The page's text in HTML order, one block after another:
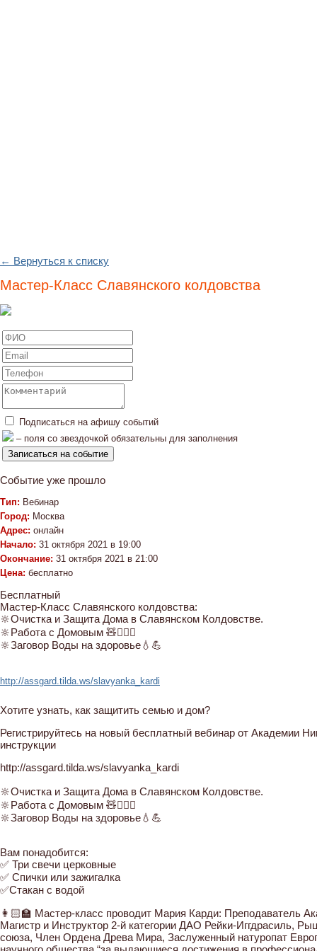
← Вернуться к списку
Мастер-Класс Славянского колдовства
Подписаться на афишу событий
– поля со звездочкой обязательны для заполнения
Событие уже прошло
Тип: Вебинар
Город: Москва
Адрес: онлайн
Начало: 31 октября 2021 в 19:00
Окончание: 31 октября 2021 в 21:00
Цена: бесплатно
Бесплатный
Мастер-Класс Славянского колдовства:
🔆Очистка и Защита Дома в Славянском Колдовстве.
🔆Работа с Домовым 🧸🧙🏼‍♂️
🔆Заговор Воды на здоровье💧💪
http://assgard.tilda.ws/slavyanka_kardi
Хотите узнать, как защитить семью и дом?
Регистрируйтесь на новый бесплатный вебинар от Академии
инструкции
http://assgard.tilda.ws/slavyanka_kardi
🔆Очистка и Защита Дома в Славянском Колдовстве.
🔆Работа с Домовым 🧸🧙🏼‍♂️
🔆Заговор Воды на здоровье💧💪
Вам понадобится:
✅ Три свечи церковные
✅ Спички или зажигалка
✅Стакан с водой
👩🏻‍🏫 Мастер-класс проводит Мария Карди: Преподаватель
Магистр и Инструктор 2-й категории ДАО Рейки-Иггдрасиль,
союза, Член Ордена Древа Мира, Заслуженный натуропат